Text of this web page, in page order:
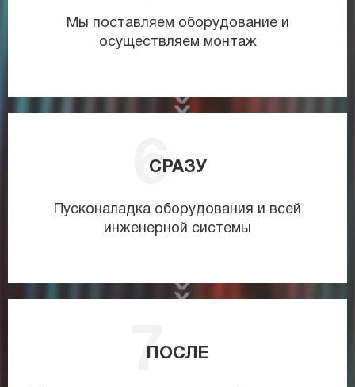
Мы поставляем оборудование и
осуществляем монтаж
СРАЗУ
Пусконаладка оборудования и всей
инженерной системы
ПОСЛЕ